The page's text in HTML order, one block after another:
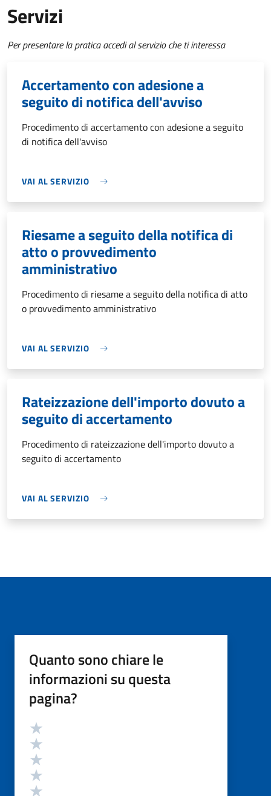
Servizi
Per presentare la pratica accedi al servizio che ti interessa
Accertamento con adesione a
seguito di notifica dell'avviso
Procedimento di accertamento con adesione a seguito
di notifica dell'avviso
VAI AL SERVIZIO
Riesame a seguito della notifica di
atto o provvedimento
amministrativo
Procedimento di riesame a seguito della notifica di atto
o provvedimento amministrativo
VAI AL SERVIZIO
Rateizzazione dell'importo dovuto a
seguito di accertamento
Procedimento di rateizzazione dell'importo dovuto a
seguito di accertamento
VAI AL SERVIZIO
Quanto sono chiare le
informazioni su questa
pagina?
Valutazione